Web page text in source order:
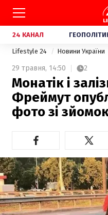
24 КАНАЛ
Lifestyle 24 Новини України
29 травня, 14:50 2
Монатік і
Фреймут
фото зі